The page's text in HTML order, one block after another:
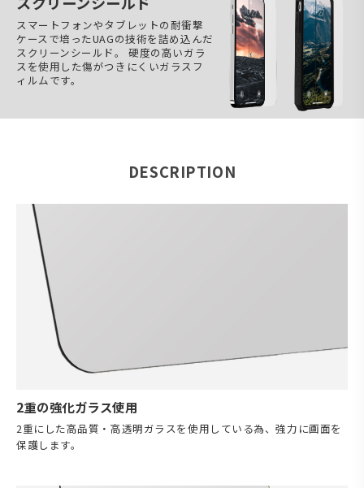
スマートフォンやタブレットの耐衝撃
ケースで培ったUAGの技術を詰め込んだ
スクリーンシールド。 硬度の高いガラ
スを使用した傷がつきにくいガラスフ
ィルムです。
DESCRIPTION
2重の強化ガラス使用
2重にした高品質・高透明ガラスを使用している為、強力に画面を
保護します。